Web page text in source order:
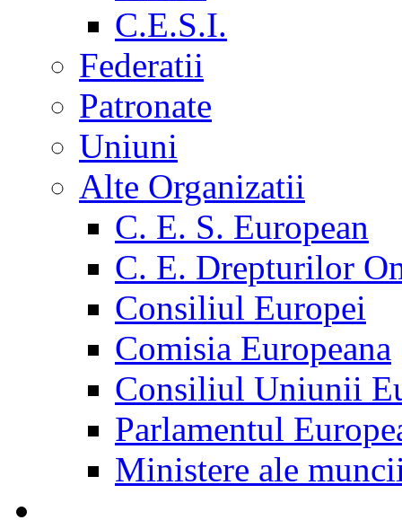
C.E.S.I.
Federatii
Patronate
Uniuni
Alte Organizatii
C. E. S. European
C. E. Drepturilor
Consiliul Europei
Comisia Europeana
Consiliul Uniunii
Parlamentul
Ministere ale